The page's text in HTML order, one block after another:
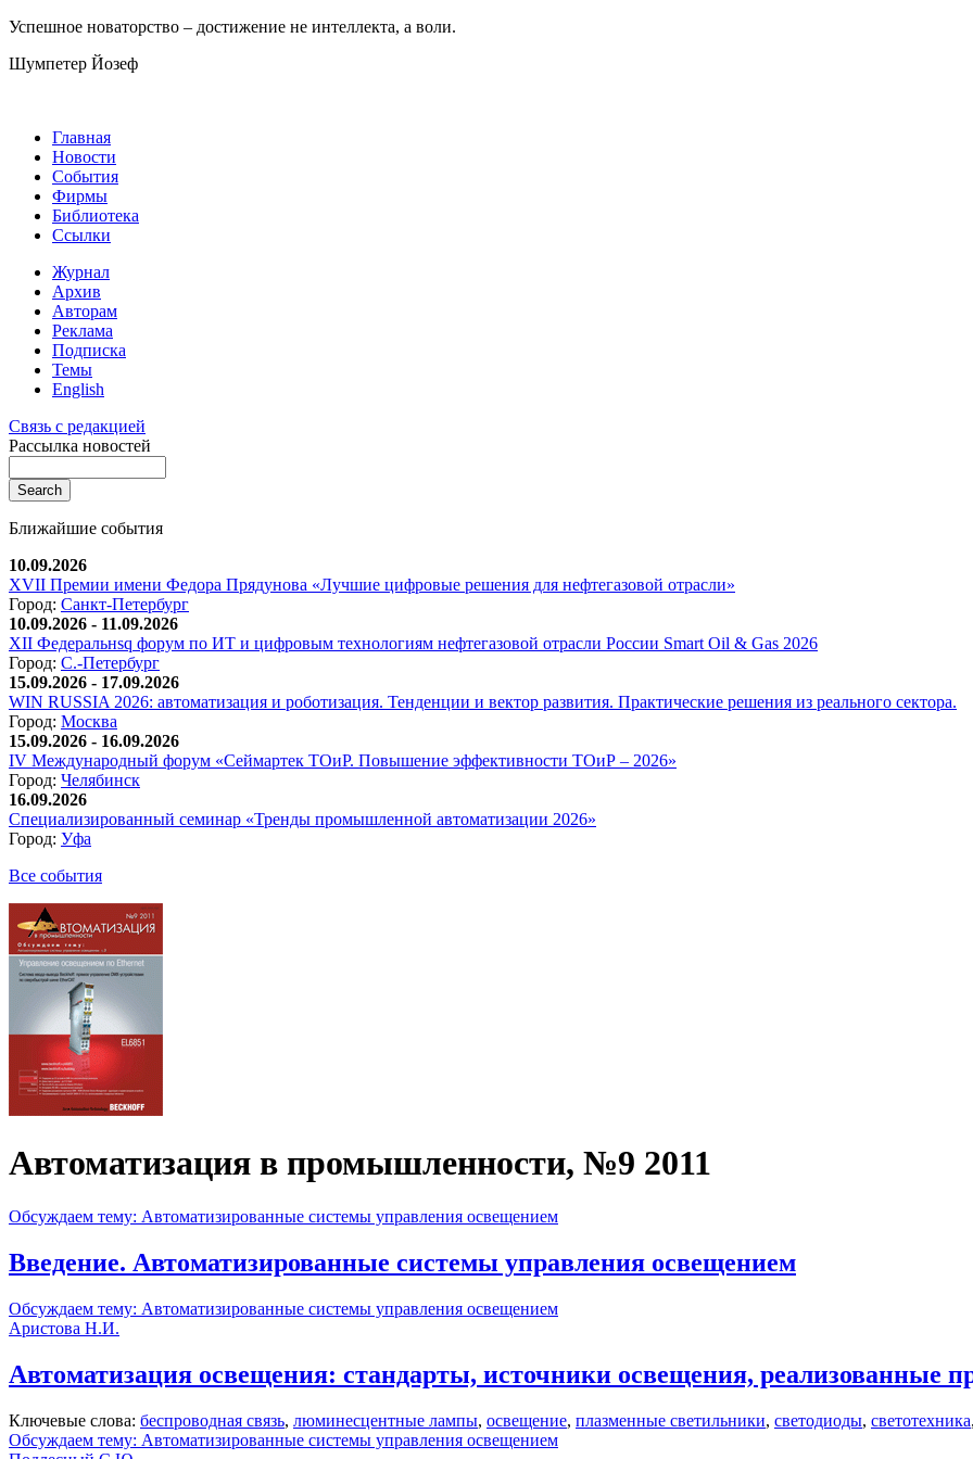
Успешное новаторство – достижение не интеллекта, а воли.
Шумпетер Йозеф
Главная
Новости
События
Фирмы
Библиотека
Ссылки
Журнал
Архив
Авторам
Реклама
Подписка
Темы
English
Связь с редакцией
Рассылка новостей
Ближайшие события
10.09.2026
XVII Премии имени Федора Прядунова «Лучшие цифровые решения для нефтегазовой отрасли»
Город: Санкт-Петербург
10.09.2026 - 11.09.2026
XII Федеральнsq форум по ИТ и цифровым технологиям нефтегазовой отрасли России Smart Oil & Gas 2026
Город: С.-Петербург
15.09.2026 - 17.09.2026
WIN RUSSIA 2026: автоматизация и роботизация. Тенденции и вектор развития. Практические решения из реального сектора.
Город: Москва
15.09.2026 - 16.09.2026
IV Международный форум «Сеймартек ТОиР. Повышение эффективности ТОиР – 2026»
Город: Челябинск
16.09.2026
Специализированный семинар «Тренды промышленной автоматизации 2026»
Город: Уфа
Все события
Автоматизация в промышленности, №9 2011
Обсуждаем тему: Автоматизированные системы управления освещением
Введение. Автоматизированные системы управления освещением
Обсуждаем тему: Автоматизированные системы управления освещением
Аристова Н.И.
Автоматизация освещения: стандарты, источники освещения, реализованные
Ключевые слова: беспроводная связь, люминесцентные лампы, освещение, плазменные светильники, светодиоды, светотехника
Обсуждаем тему: Автоматизированные системы управления освещением